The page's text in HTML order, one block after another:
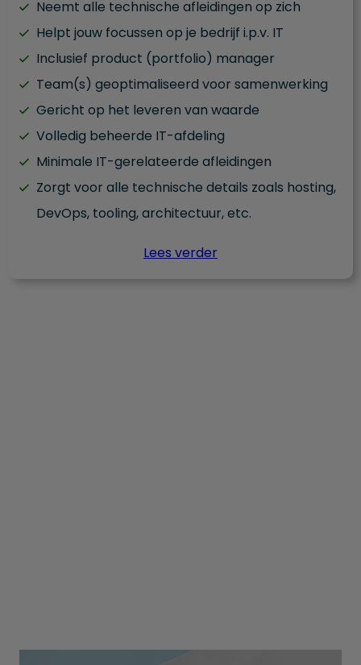
Neemt alle technische afleidingen op zich
Helpt jouw focussen op je bedrijf i.p.v. IT
Inclusief product (portfolio) manager
Team(s) geoptimaliseerd voor samenwerking
Gericht op het leveren van waarde
Volledig beheerde IT-afdeling
Minimale IT-gerelateerde afleidingen
Zorgt voor alle technische details zoals hosting,
DevOps, tooling, architectuur, etc.
Lees verder